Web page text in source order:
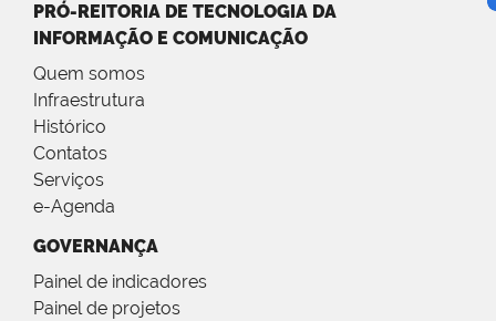
PRÓ-REITORIA DE TECNOLOGIA DA
INFORMAÇÃO E COMUNICAÇÃO
Quem somos
Infraestrutura
Histórico
Contatos
Serviços
e-Agenda
GOVERNANÇA
Painel de indicadores
Painel de projetos